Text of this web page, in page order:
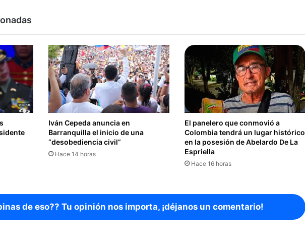
Iván Cepeda anuncia en
Barranquilla el inicio de una
“desobediencia civil”
Hace 14 horas
El panelero que conmovió a
Colombia tendrá un lugar histórico
en la posesión de Abelardo De La
Espriella
Hace 16 horas
de eso?? Tu opinión nos importa, ¡déjanos un comentario!